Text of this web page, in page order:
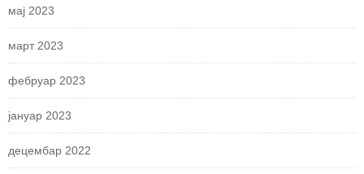
мај 2023
март 2023
фебруар 2023
јануар 2023
децембар 2022